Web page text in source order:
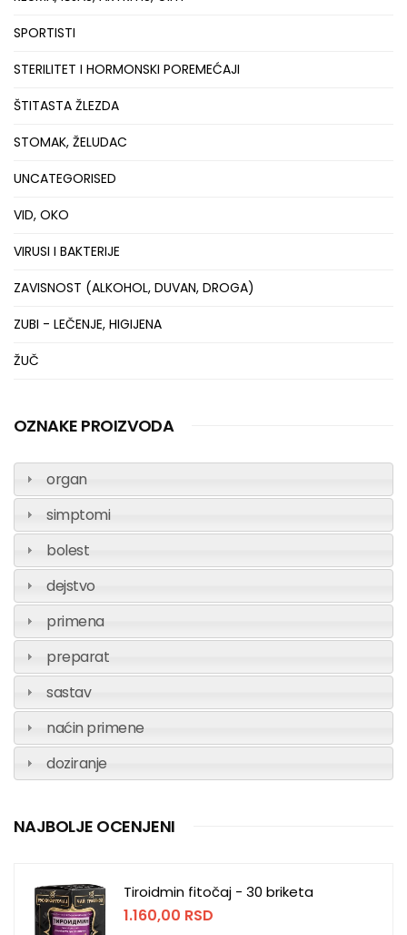
SPORTISTI
STERILITET I HORMONSKI POREMEĆAJI
ŠTITASTA ŽLEZDA
STOMAK, ŽELUDAC
UNCATEGORISED
VID, OKO
VIRUSI I BAKTERIJE
ZAVISNOST (ALKOHOL, DUVAN, DROGA)
ZUBI - LEČENJE, HIGIJENA
ŽUČ
OZNAKE PROIZVODA
organ
simptomi
bolest
dejstvo
primena
preparat
sastav
naćin primene
doziranje
NAJBOLJE OCENJENI
Tiroidmin fitočaj - 30 briketa
1.160,00 RSD